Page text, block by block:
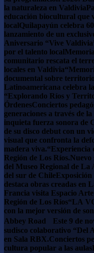
la naturaleza en Valdivia
educación biocultural que
localQuilapayún celebra
lanzamiento de un
Aniversario “Vive
por el talento local
comunitario rescata el
locales en Valdivia
documental sobre
Latinoamericana celebra
“Explorando Ríos y
ÓrdenesConciertos
generaciones a través de
inquieta fuerza sonora de
de su disco debut con un
visual que confronta la
madera viva.“Experiencia
Región de Los Ríos.Nuevo
del Museo Regional de
del sur de Chile
destaca obras creadas en
Francia visita Espacio
Región de Los Ríos“LA
con la mejor versión de
Abbey Road Este 9 de
sudisco colaborativo “Del
en Sala RBX.Conciertos
cultura popular a las aulas